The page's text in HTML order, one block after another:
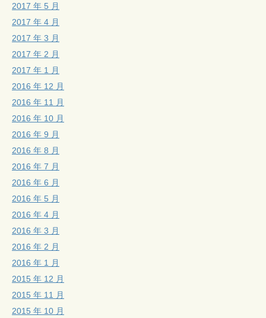
2017 年 5 月
2017 年 4 月
2017 年 3 月
2017 年 2 月
2017 年 1 月
2016 年 12 月
2016 年 11 月
2016 年 10 月
2016 年 9 月
2016 年 8 月
2016 年 7 月
2016 年 6 月
2016 年 5 月
2016 年 4 月
2016 年 3 月
2016 年 2 月
2016 年 1 月
2015 年 12 月
2015 年 11 月
2015 年 10 月